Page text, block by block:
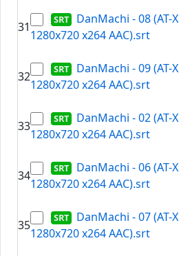
31
DanMachi - 08 (AT-X
1280x720 x264 AAC).srt
32
DanMachi - 09 (AT-X
1280x720 x264 AAC).srt
33
DanMachi - 02 (AT-X
1280x720 x264 AAC).srt
34
DanMachi - 06 (AT-X
1280x720 x264 AAC).srt
35
DanMachi - 07 (AT-X
1280x720 x264 AAC).srt